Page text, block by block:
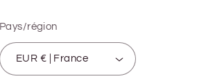
Pays/région
EUR € | France